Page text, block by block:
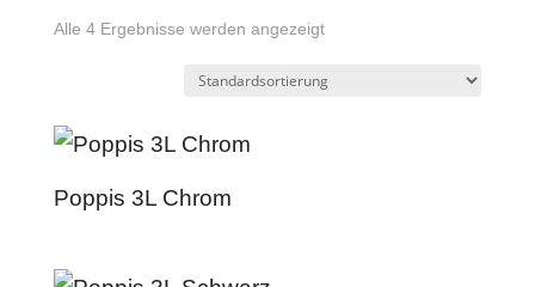
Alle 4 Ergebnisse werden angezeigt
Poppis 3L Chrom